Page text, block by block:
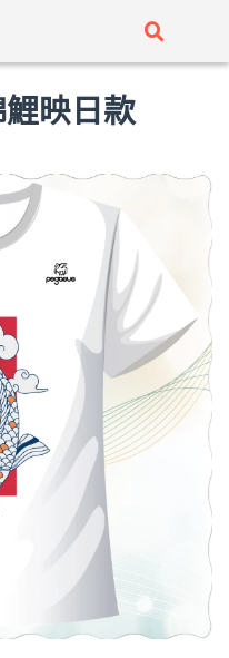
映日款